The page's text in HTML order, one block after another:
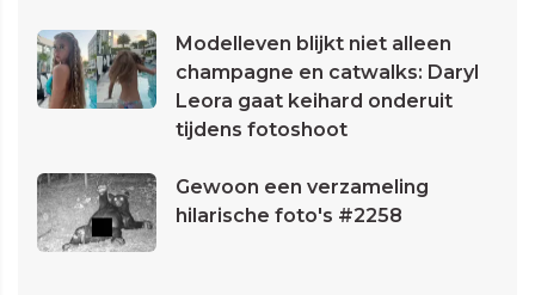
Modelleven blijkt niet alleen
champagne en catwalks: Daryl
Leora gaat keihard onderuit
tijdens fotoshoot
Gewoon een verzameling
hilarische foto's #2258